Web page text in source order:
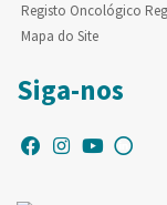
Registo Oncológico
Mapa do Site
Siga-nos